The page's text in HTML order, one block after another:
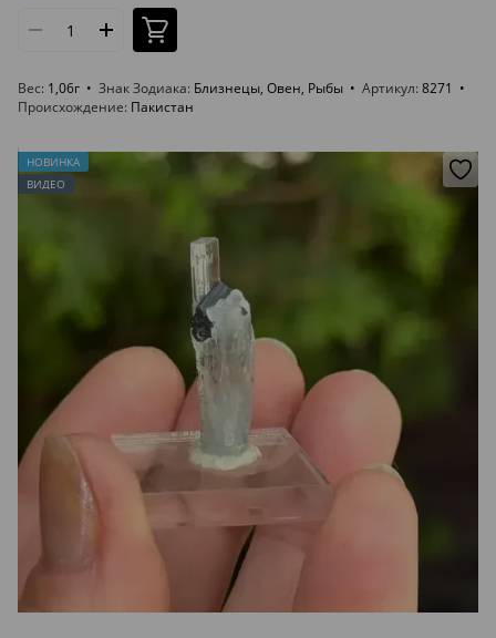
Вес 1,06г Знак Зодиака Близнецы, Овен, Рыбы Артикул 8271
Происхождение Пакистан
НОВИНКА
ВИДЕО